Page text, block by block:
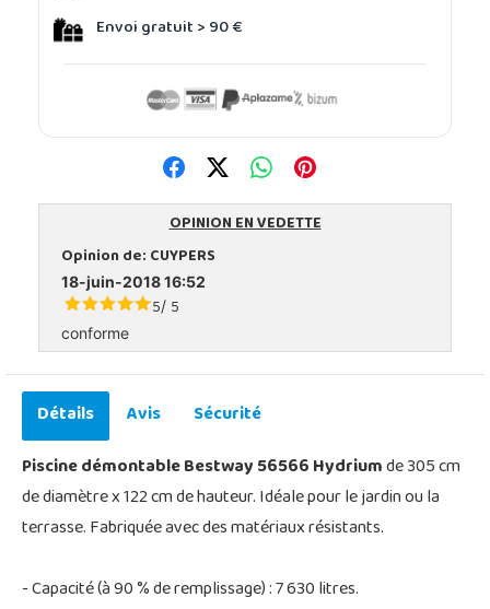
Envoi gratuit > 90 €
OPINION EN VEDETTE
Opinion de:CUYPERS
18-juin-2018 16:52
5/ 5
conforme
Détails Avis
Sécurité
Piscine démontable Bestway 56566 Hydriumde 305 cm
de diamètre x 122 cm de hauteur. Idéale pour le jardin ou la
terrasse. Fabriquée avec des matériaux résistants.
- Capacité (à 90 % de remplissage) : 7 630 litres.